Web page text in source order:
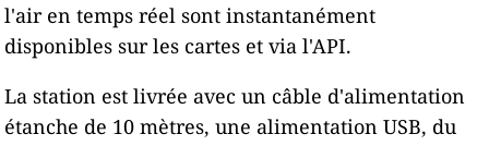
l'air en temps réel sont instantanément
disponibles sur les cartes et via l'API.
La station est livrée avec un câble d'alimentation
étanche de 10 mètres, une alimentation USB, du